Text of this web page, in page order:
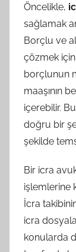
Öncelikle,
sağlamak
Borçlu ve
çözmek
borçlunun
maaşının
içerebilir.
doğru bir
şekilde
Bir icra
işlemlerine
İcra
icra
konularda